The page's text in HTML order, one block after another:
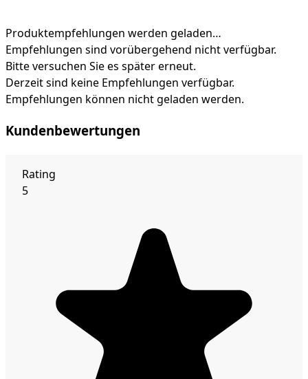
Produktempfehlungen werden geladen…
Empfehlungen sind vorübergehend nicht verfügbar.
Bitte versuchen Sie es später erneut.
Derzeit sind keine Empfehlungen verfügbar.
Empfehlungen können nicht geladen werden.
Kundenbewertungen
Rating
5